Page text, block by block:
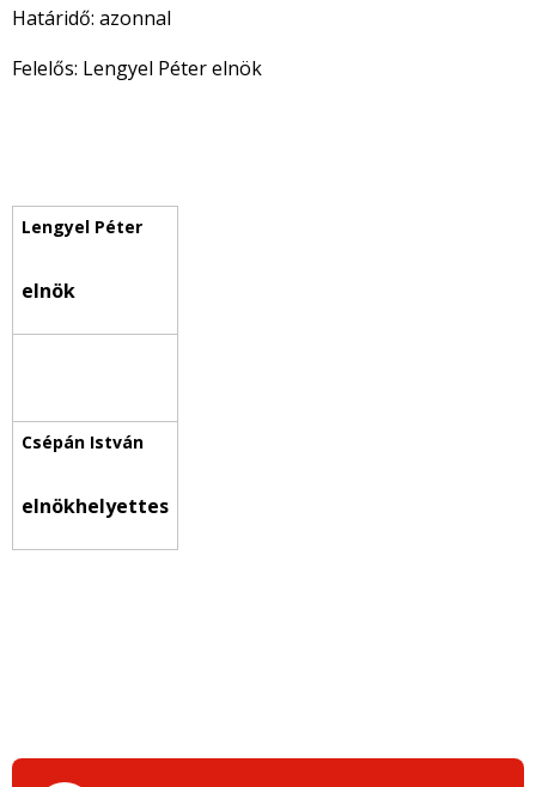
Határidő: azonnal
Felelős: Lengyel Péter elnök
elnök
elnökhelyettes